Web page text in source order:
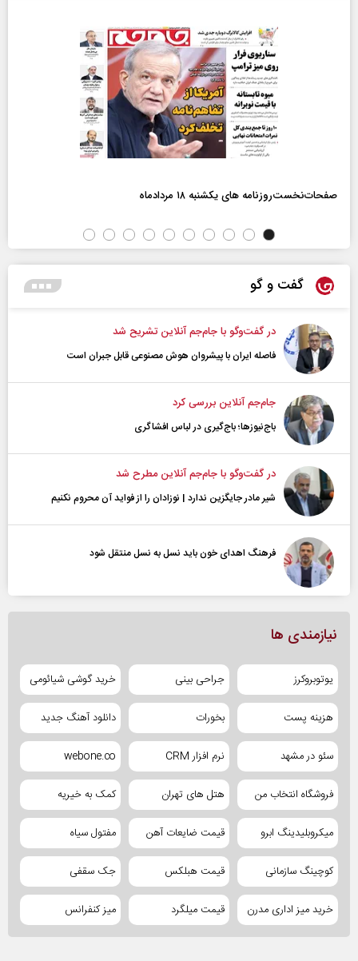
صفحات‌نخست‌روزنامه ها‌ی یکشنبه ۱۸ مردادماه
گفت و گو
در گفت‌و‌گو با جام‌جم آنلاین تشریح شد
فاصله ایران با پیشرو‌ان هوش مصنوعی قابل جبران است
جام‌جم آنلاین بررسی کرد
باج‌نیوزها؛ باج‌گیری در لباس افشاگری
در گفت‌و‌گو با جام‌جم آنلاین مطرح شد
شیر مادر جایگزین ندارد | نوزادان را از فواید آن محروم نکنیم
فرهنگ اهدای خون باید نسل به نسل منتقل شود
نیازمندی ها
یوتوبروکرز جراحی بینی خرید گوشی شیائومی
هزینه پست بخورات دانلود آهنگ جدید
سئو در مشهد نرم افزار CRM webone.co
فروشگاه انتخاب من هتل های تهران کمک به خیریه
میکروبلیدینگ ابرو قیمت ضایعات آهن مفتول سیاه
کوچینگ سازمانی قیمت هبلکس جک سقفی
خرید میز اداری مدرن قیمت میلگرد میز کنفرانس